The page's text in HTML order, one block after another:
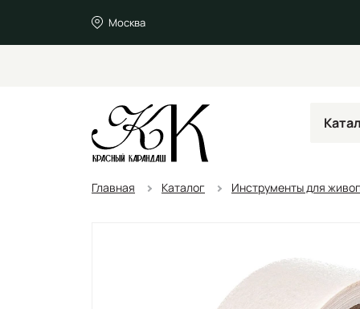
Москва
Главная Каталог Инструменты для